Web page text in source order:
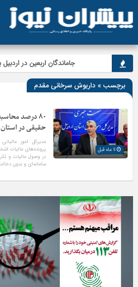
جاماندگان اربعین در اردبیل
برچسب » داریوش سرخانی مقدم
۸۰ درصد
حقیقی در
پرونده‌های مالیات
در وصول مالیات و
سامانه‌ای و بدون